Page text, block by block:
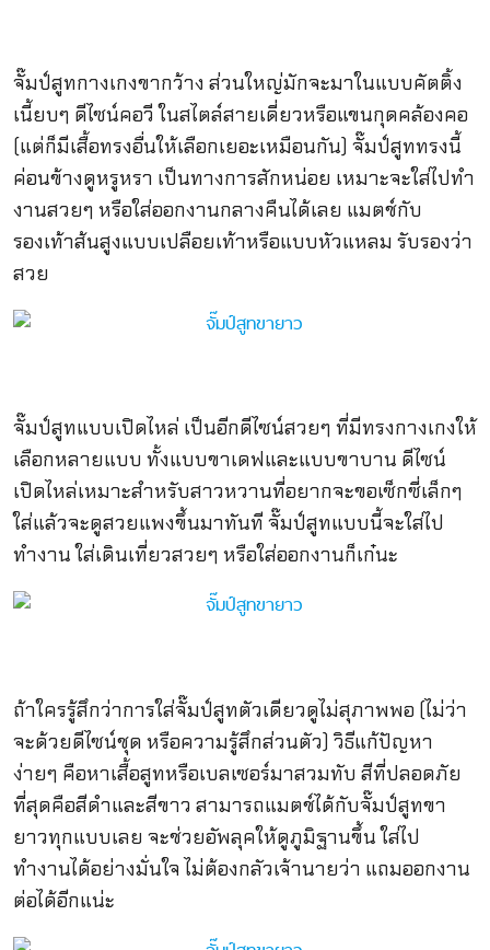
จั๊มป์สูทกางเกงขากว้าง ส่วนใหญ่มักจะมาในแบบคัตติ้ง
เนี้ยบๆ ดีไซน์คอวี ในสไตล์สายเดี่ยวหรือแขนกุดคล้องคอ
(แต่ก็มีเสื้อทรงอื่นให้เลือกเยอะเหมือนกัน) จั๊มป์สูททรงนี้
ค่อนข้างดูหรูหรา เป็นทางการสักหน่อย เหมาะจะใส่ไปทำ
งานสวยๆ หรือใส่ออกงานกลางคืนได้เลย แมตช์กับ
รองเท้าส้นสูงแบบเปลือยเท้าหรือแบบหัวแหลม รับรองว่า
สวย
จั๊มป์สูทแบบเปิดไหล่ เป็นอีกดีไซน์สวยๆ ที่มีทรงกางเกงให้
เลือกหลายแบบ ทั้งแบบขาเดฟและแบบขาบาน ดีไซน์
เปิดไหล่เหมาะสำหรับสาวหวานที่อยากจะขอเซ็กซี่เล็กๆ
ใส่แล้วจะดูสวยแพงขึ้นมาทันที จั๊มป์สูทแบบนี้จะใส่ไป
ทำงาน ใส่เดินเที่ยวสวยๆ หรือใส่ออกงานก็เก๋นะ
ถ้าใครรู้สึกว่าการใส่จั๊มป์สูทตัวเดียวดูไม่สุภาพพอ (ไม่ว่า
จะด้วยดีไซน์ชุด หรือความรู้สึกส่วนตัว) วิธีแก้ปัญหา
ง่ายๆ คือหาเสื้อสูทหรือเบลเซอร์มาสวมทับ สีที่ปลอดภัย
ที่สุดคือสีดำและสีขาว สามารถแมตช์ได้กับจั๊มป์สูทขา
ยาวทุกแบบเลย จะช่วยอัพลุคให้ดูภูมิฐานขึ้น ใส่ไป
ทำงานได้อย่างมั่นใจ ไม่ต้องกลัวเจ้านายว่า แถมออกงาน
ต่อได้อีกแน่ะ